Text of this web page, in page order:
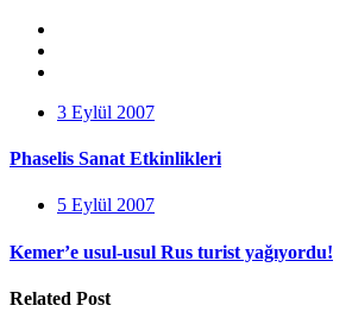
3 Eylül 2007
Phaselis Sanat Etkinlikleri
5 Eylül 2007
Kemer’e usul-usul Rus turist yağıyordu!
Related Post